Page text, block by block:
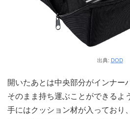
出典: DOD
開いたあとは中央部分がインナー
そのまま持ち運ぶことができるよ
手にはクッション材が入っており